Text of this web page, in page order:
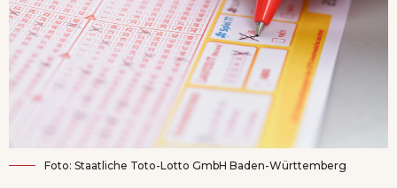
Foto: Staatliche Toto-Lotto GmbH Baden-Württemberg